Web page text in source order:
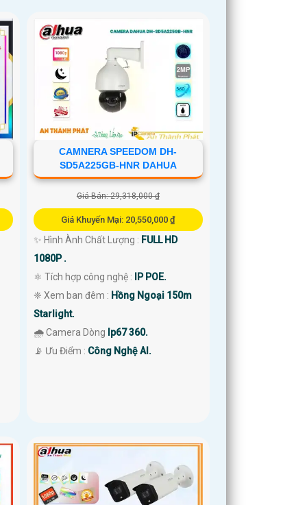
CAMNERA SPEEDOM DH-
SD5A225GB-HNR DAHUA
Giá Bán: 29,318,000 ₫
Giá Khuyến Mại: 20,550,000 ₫
✨ Hình Ành Chất Lượng : FULL HD
1080P .
⚛️ Tích hợp công nghệ :
IP POE.
❈ Xem ban đêm : Hồng Ngoại 150m
Starlight.
🌧️ Camera Dòng Ip67 360.
️📡 Ưu Điểm : Công Nghệ AI.